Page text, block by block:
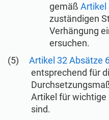
gemäß Artikel
zuständigen
Verhängung
ersuchen.
Artikel 32 Absätze
entsprechend für
Artikel für wichtige
sind.